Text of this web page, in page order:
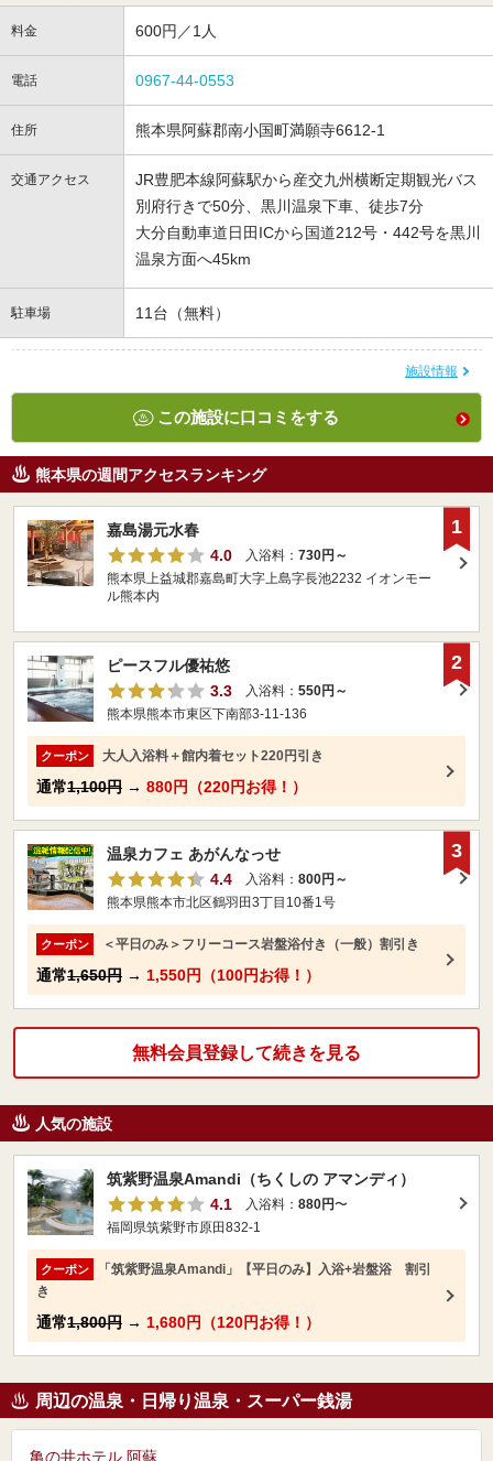
料金 600円／1人
電話 0967-44-0553
住所 熊本県阿蘇郡南小国町満願寺6612-1
交通アクセス
JR豊肥本線阿蘇駅から産交九州横断定期観光バス
別府行きで50分、黒川温泉下車、徒歩7分
大分自動車道日田ICから国道212号・442号を黒川
温泉方面へ45km
駐車場 11台（無料）
施設情報
この施設に口コミをする
熊本県の週間アクセスランキング
嘉島湯元水春
4.0
入浴料： 730円～
熊本県上益城郡嘉島町大字上島字長池2232 イオンモー
ル熊本内
1
ピースフル優祐悠
3.3
入浴料： 550円～
熊本県熊本市東区下南部3-11-136
クーポン 大人入浴料＋館内着セット220円引き
通常1,100円 → 880円（220円お得！）
2
温泉カフェ あがんなっせ
4.4
入浴料： 800円～
熊本県熊本市北区鶴羽田3丁目10番1号
クーポン ＜平日のみ＞フリーコース岩盤浴付き（一般）割引き
通常1,650円 → 1,550円（100円お得！）
3
無料会員登録して続きを見る
人気の施設
筑紫野温泉Amandi（ちくしの アマンディ）
4.1
入浴料： 880円〜
福岡県筑紫野市原田832-1
クーポン
「筑紫野温泉Amandi」【平日のみ】入浴+岩盤浴 割引
き
通常1,800円 → 1,680円（120円お得！）
周辺の温泉・日帰り温泉・スーパー銭湯
亀の井ホテル 阿蘇